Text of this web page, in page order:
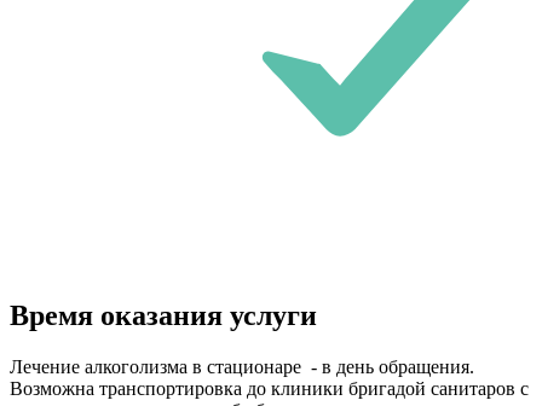
Время оказания услуги
Лечение алкоголизма в стационаре - в день обращения.
Возможна транспортировка до клиники бригадой санитаров с